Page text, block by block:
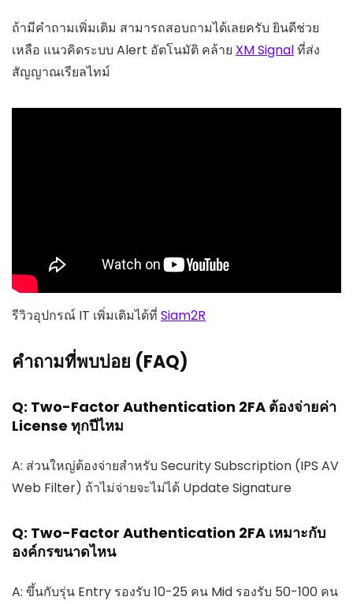
ถ้ามีคำถามเพิ่มเติม สามารถสอบถามได้เลยครับ ยินดีช่วย
เหลือ แนวคิดระบบ Alert อัตโนมัติ คล้าย XM Signalที่ส่ง
สัญญาณเรียลไทม์
รีวิวอุปกรณ์ IT เพิ่มเติมได้ที่ Siam2R
คำถามที่พบบ่อย (FAQ)
Q: Two-Factor Authentication 2FA ต้องจ่ายค่า
License ทุกปีไหม
A: ส่วนใหญ่ต้องจ่ายสำหรับ Security Subscription (IPS AV
Web Filter) ถ้าไม่จ่ายจะไม่ได้ Update Signature
Q: Two-Factor Authentication 2FA เหมาะกับ
องค์กรขนาดไหน
A: ขึ้นกับรุ่น Entry รองรับ 10-25 คน Mid รองรับ 50-100 คน